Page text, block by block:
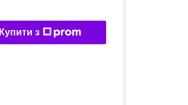
Купити з